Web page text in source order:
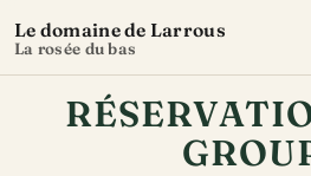
Le domaine de Larrous
La rosée du bas